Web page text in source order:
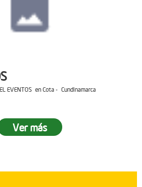
EVENTOS en Cota - Cundinamarca
Ver más